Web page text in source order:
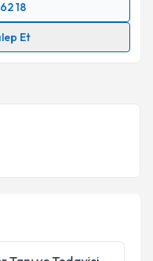
18
Et
ilişkin
belirtilen
ediyorum.